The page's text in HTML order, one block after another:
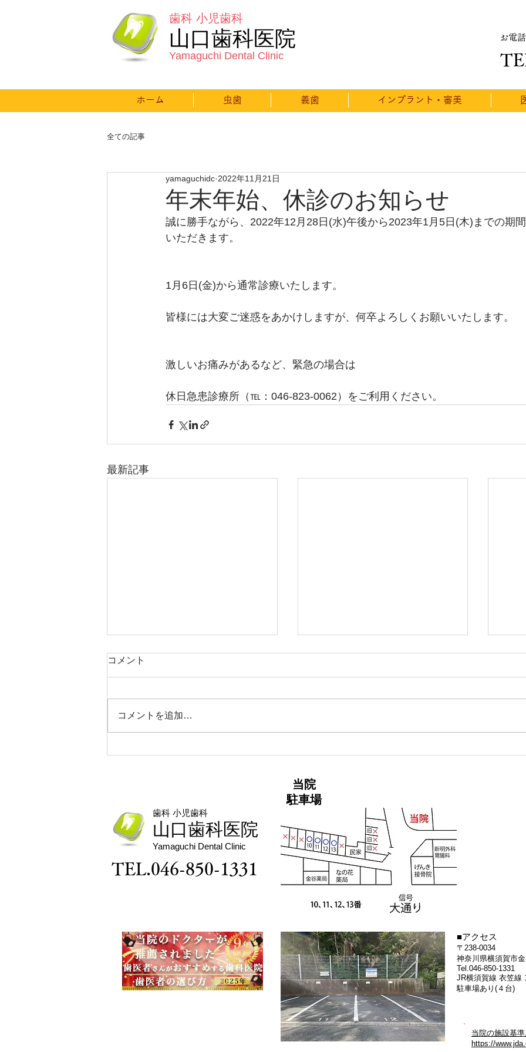
歯科 小児歯科
山口歯科医院
Yamaguchi Dental Clinic
お電
ホーム 虫歯 義歯 インプラント・審美
全ての記事
年末年始、休診のお知らせ
yamaguchidc 2022年11月21日
誠に勝手ながら、2022年12月28日(水)午後から2023年1月5日(木)までの期
いただきます。
1月6日(金)から通常診療いたします。
皆様には大変ご迷惑をあかけしますが、何卒よろしくお願いいたします。
激しいお痛みがあるなど、緊急の場合は
休日急患診療所（℡：046-823-0062）をご利用ください。
最新記事
夏期休診のお知らせ
誠に勝手ながら、2026年8月9日
す。 8月17日(月)から通常診療い
たします。 皆様には大変ご迷惑
0062）をご利用ください。
年末年始、休診のお知らせ
誠に勝手ながら、2025年12月29
いたします。 皆様には大変ご迷
痛みがあるなど、緊急の場合は...
夏
誠に
たし
コメント
コメントを追加…
当院
駐車場
歯科 小児歯科
山口歯科医院
Yamaguchi Dental Clinic
TEL.046-850-1331
■アクセス
〒238-0034
神奈川県横須賀市
Tel.046-850-1331
JR横須賀線 衣笠線
駐車場あり(４台)
当院の施設基
https://